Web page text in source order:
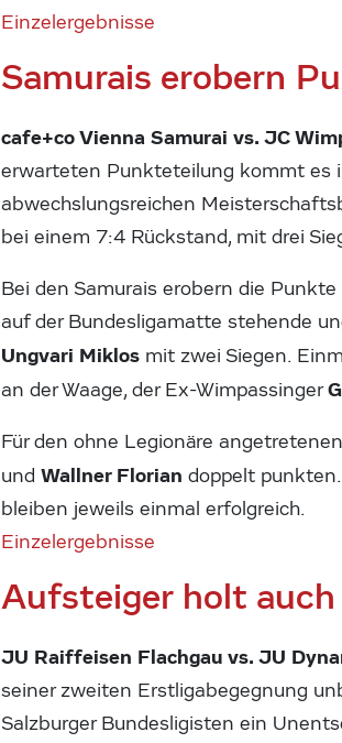
Einzelergebnisse
Samurais erobern
cafe+co Vienna Samurai vs. JC
erwarteten Punkteteilung kommt es
abwechslungsreichen
bei einem 7:4 Rückstand, mit drei
Bei den Samurais erobern die
auf der Bundesligamatte stehende
Ungvari Miklos mit zwei Siegen.
an der Waage, der Ex-Wimpassinger
Für den ohne Legionäre
undWallner Floriandoppelt
bleiben jeweils einmal erfolgreich.
Einzelergebnisse
Aufsteiger holt
JU Raiffeisen Flachgau vs. JU
seiner zweiten Erstligabegegnung
Salzburger Bundesligisten ein